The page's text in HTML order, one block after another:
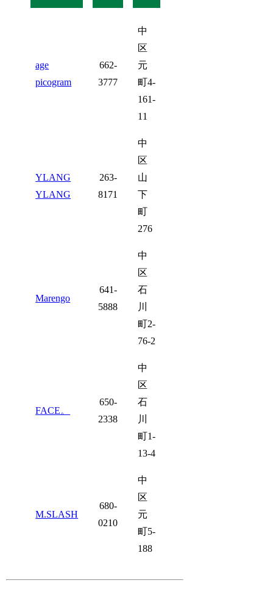
age
picogram
662-
3777
中
区
元
町4-
161-
11
YLANG
YLANG
263-
8171
中
区
山
下
町
276
Marengo
641-
5888
中
区
石
川
町2-
76-2
FACE。
650-
2338
中
区
石
川
町1-
13-4
M.SLASH
680-
0210
中
区
元
町5-
188